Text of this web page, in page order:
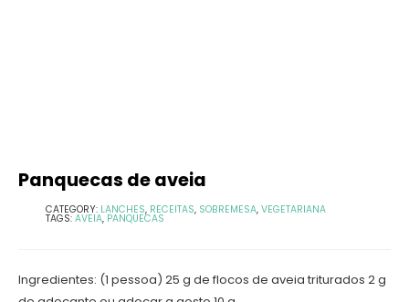
Panquecas de aveia
CATEGORY: LANCHES, RECEITAS, SOBREMESA, VEGETARIANA
TAGS: AVEIA, PANQUECAS
Ingredientes: (1 pessoa) 25 g de flocos de aveia triturados 2 g